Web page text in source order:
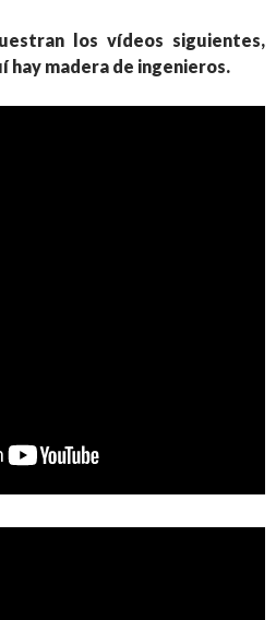
los vídeos siguientes,
hay madera de ingenieros.